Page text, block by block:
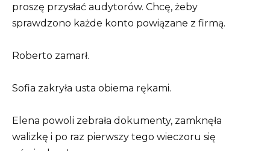
proszę przysłać audytorów. Chcę, żeby
sprawdzono każde konto powiązane z firmą.
Roberto zamarł.
Sofia zakryła usta obiema rękami.
Elena powoli zebrała dokumenty, zamknęła
walizkę i po raz pierwszy tego wieczoru się